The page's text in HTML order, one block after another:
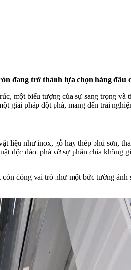
đang trở thành lựa chọn hàng đầu
một biểu tượng của sự sang trọng và
giải pháp đột phá, mang đến trải
liệu như inox, gỗ hay thép phủ sơn,
độc đáo, phá vỡ sự phân chia không
đóng vai trò như một bức tường